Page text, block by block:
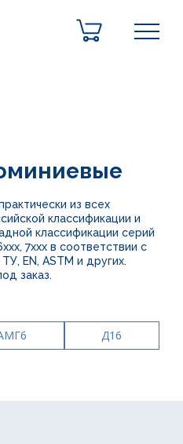
из всех
классификации и
классификации серий
7ххх в соответствии с
EN, ASTM и других.
заказ.
Д16